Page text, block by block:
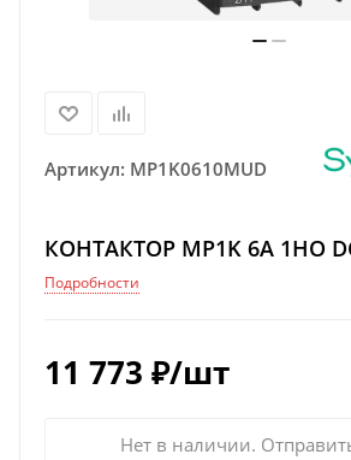
Артикул: MP1K0610MUD
КОНТАКТОР MP1K 6A 1НО
Подробности
11 773 ₽/шт
Нет в наличии.